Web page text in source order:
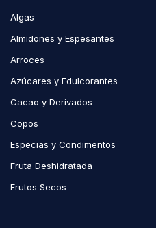
Algas
Almidones y Espesantes
Arroces
Azúcares y Edulcorantes
Cacao y Derivados
Copos
Especias y Condimentos
Fruta Deshidratada
Frutos Secos